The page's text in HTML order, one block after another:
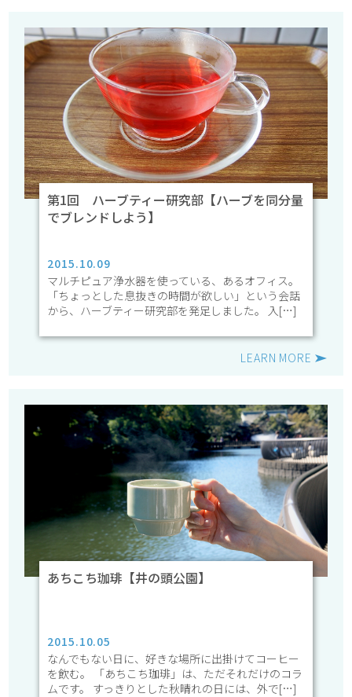
第1回 ハーブティー研究部【ハーブを同分量
でブレンドしよう】
2015.10.09
マルチピュア浄水器を使っている、あるオフィス。
「ちょっとした息抜きの時間が欲しい」という会話
から、ハーブティー研究部を発足しました。 入[…]
LEARN MORE
あちこち珈琲【井の頭公園】
2015.10.05
なんでもない日に、好きな場所に出掛けてコーヒー
を飲む。 「あちこち珈琲」は、ただそれだけのコラ
ムです。 すっきりとした秋晴れの日には、外で[…]